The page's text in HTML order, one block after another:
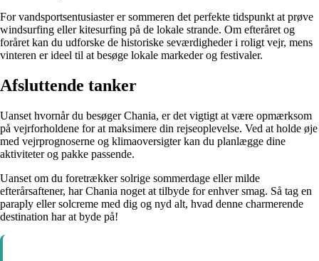
For vandsportsentusiaster er sommeren det perfekte tidspunkt at prøve
windsurfing eller kitesurfing på de lokale strande. Om efteråret og
foråret kan du udforske de historiske seværdigheder i roligt vejr, mens
vinteren er ideel til at besøge lokale markeder og festivaler.
Afsluttende tanker
Uanset hvornår du besøger Chania, er det vigtigt at være opmærksom
på vejrforholdene for at maksimere din rejseoplevelse. Ved at holde øje
med vejrprognoserne og klimaoversigter kan du planlægge dine
aktiviteter og pakke passende.
Uanset om du foretrækker solrige sommerdage eller milde
efterårsaftener, har Chania noget at tilbyde for enhver smag. Så tag en
paraply eller solcreme med dig og nyd alt, hvad denne charmerende
destination har at byde på!